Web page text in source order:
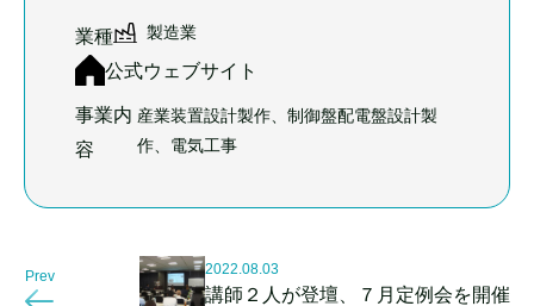
業種 製造業
公式ウェブサイト
事業内
容
産業装置設計製作、制御盤配電盤設計製
作、電気工事
Prev 2022.08.03
講師２人が登壇、７月定例会を開催